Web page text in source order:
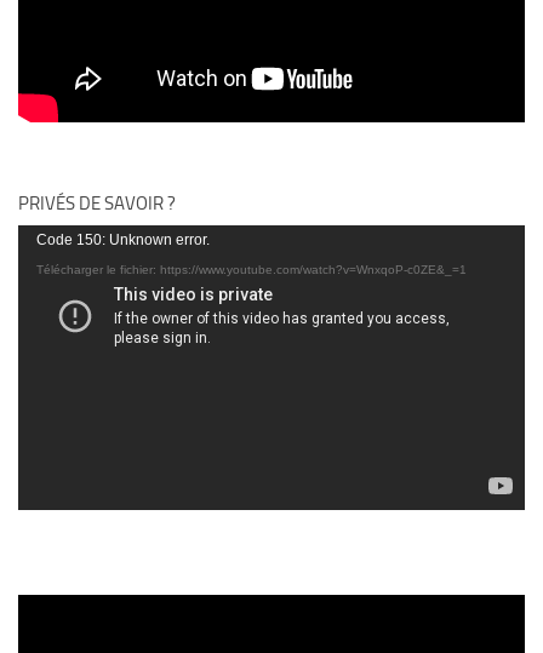
PRIVÉS DE SAVOIR ?
Lecteur
vidéo
Code 150: Unknown error.
Télécharger le fichier: https://www.youtube.com/watch?v=WnxqoP-c0ZE&_=1